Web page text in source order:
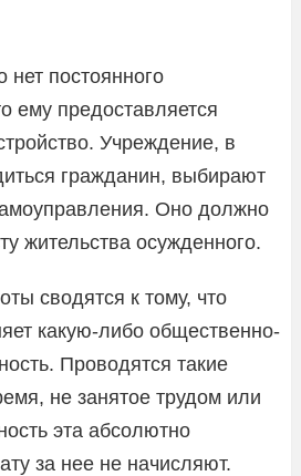
нет постоянного
ему предоставляется
Учреждение, в
гражданин, выбирают
Оно должно
жительства осужденного.
сводятся к тому, что
какую-либо общественно-
Проводятся такие
не занятое трудом или
эта абсолютно
за нее не начисляют.